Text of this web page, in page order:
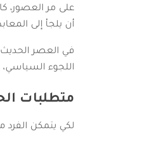
على مر العصور،
أن يلجأ إلى
اللجوء السياسي،
متطلبات
لكي يتمكن